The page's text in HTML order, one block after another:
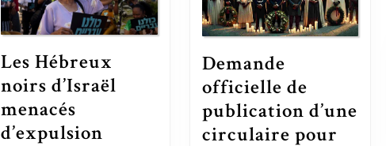
Les Hébreux
noirs d’Israël
menacés
d’expulsion Les Hébreux noirs d’Israël menacés d’expulsion
Demande
officielle de
publication d’une
circulaire pour